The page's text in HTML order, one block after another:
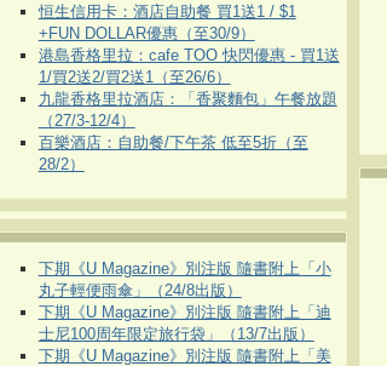
恒生信用卡：酒店自助餐 買1送1 / $1
+FUN DOLLAR優惠（至30/9）
港島香格里拉：cafe TOO 快閃優惠 - 買1送
1/買2送2/買2送1（至26/6）
九龍香格里拉酒店：「香聚麵包」午餐放題
（27/3-12/4）
百樂酒店：自助餐/下午茶 低至5折（至
28/2）
下期《U Magazine》別注版 隨書附上「小
丸子輕便雨傘」（24/8出版）
下期《U Magazine》別注版 隨書附上「迪
士尼100周年限定旅行袋」（13/7出版）
下期《U Magazine》別注版 隨書附上「美